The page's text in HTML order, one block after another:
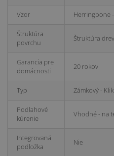
Vzor Herringbone
Štruktúra
povrchu
Štruktúra
Garancia pre
domácnosti
20 rokov
Typ Zámkový - Klik
Podlahové
kúrenie
Vhodné - na
Integrovaná
podložka
Nie